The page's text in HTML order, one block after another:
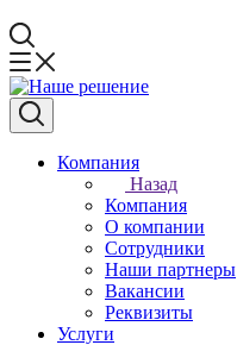
Компания
Назад
Компания
О компании
Сотрудники
Наши партнеры
Вакансии
Реквизиты
Услуги